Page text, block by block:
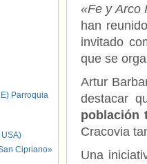
«Fe y Arco
han
invitado
que se
Artur
destacar
población
Cracovia
Una
Parroquia
Cipriano»